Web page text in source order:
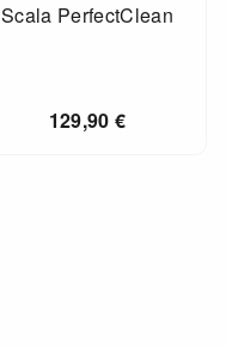
Scala PerfectClean
129,90€